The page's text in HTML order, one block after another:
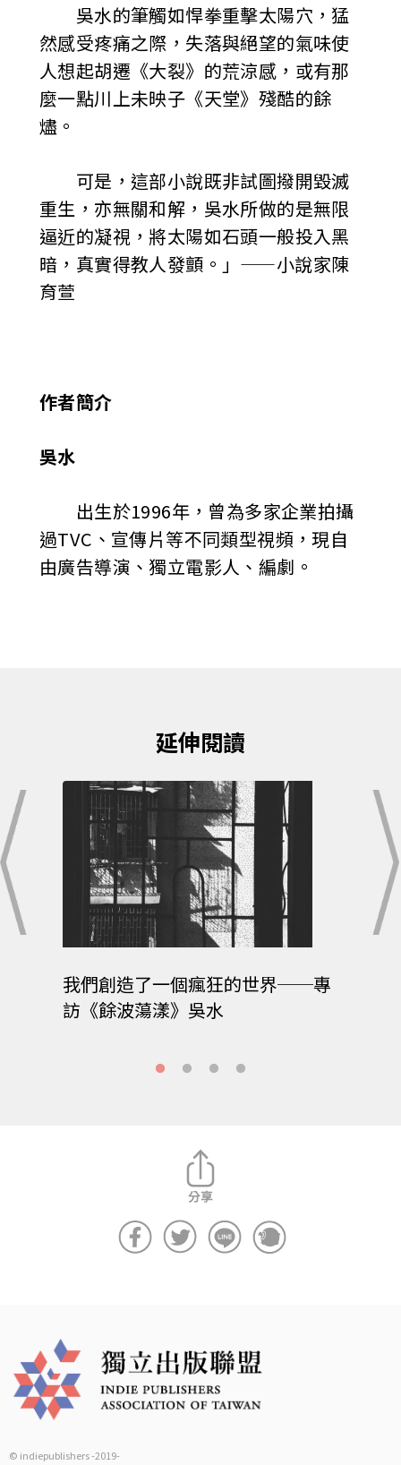
吳水的筆觸如悍拳重擊太陽穴，猛
然感受疼痛之際，失落與絕望的氣味使
人想起胡遷《大裂》的荒涼感，或有那
麼一點川上未映子《天堂》殘酷的餘
燼。
可是，這部小說既非試圖撥開毀滅
重生，亦無關和解，吳水所做的是無限
逼近的凝視，將太陽如石頭一般投入黑
暗，真實得教人發顫。」——小說家陳
育萱
作者簡介
吳水
出生於1996年，曾為多家企業拍攝
過TVC、宣傳片等不同類型視頻，現自
由廣告導演、獨立電影人、編劇。
延伸閱讀
我們創造了一個瘋狂的世界──專
訪《餘波蕩漾》吳水
© indiepublishers -2019-